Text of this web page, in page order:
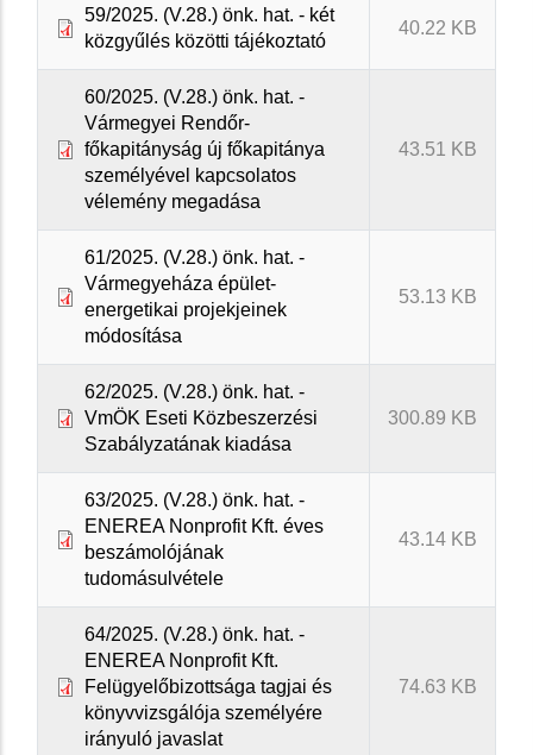
59/2025. (V.28.) önk. hat. - két
közgyűlés közötti tájékoztató
40.22 KB
60/2025. (V.28.) önk. hat. -
Vármegyei Rendőr-
főkapitányság új főkapitánya
személyével kapcsolatos
vélemény megadása
43.51 KB
61/2025. (V.28.) önk. hat. -
Vármegyeháza épület-
energetikai projekjeinek
módosítása
53.13 KB
62/2025. (V.28.) önk. hat. -
VmÖK Eseti Közbeszerzési
Szabályzatának kiadása
300.89 KB
63/2025. (V.28.) önk. hat. -
ENEREA Nonprofit Kft. éves
beszámolójának
tudomásulvétele
43.14 KB
64/2025. (V.28.) önk. hat. -
ENEREA Nonprofit Kft.
Felügyelőbizottsága tagjai és
könyvvizsgálója személyére
irányuló javaslat
74.63 KB